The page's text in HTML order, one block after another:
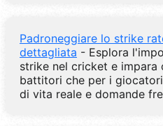
Padroneggiare lo strike
dettagliata - Esplora
strike nel cricket e impara
battitori che per i
di vita reale e domande